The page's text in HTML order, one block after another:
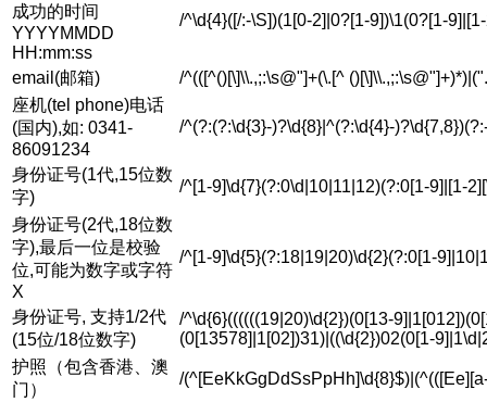
成功的时间
YYYYMMDD
HH:mm:ss
/^\d{4}([/:-\S])(1[0-2]|0?[1-9])\1(0?[1-
email(邮箱)
/^(([^()[\]\\.,;:\s@"]+(\.[^
座机(tel phone)电话
(国内),如: 0341-
86091234
/^(?:(?:\d{3}-)?\d{8}|^(?:\d{4}-
身份证号(1代,15位数
字)
/^[1-9]\d{7}(?:0\d|10|11|12)(?:0[1-9]|[1-
身份证号(2代,18位数
字),最后一位是校验
位,可能为数字或字符
X
/^[1-9]\d{5}(?:18|19|20)\d{2}(?:0[1-
身份证号, 支持1/2代
(15位/18位数字)
/^\d{6}((((((19|20)\d{2})(0[13-
(0[13578]|1[02])31)|((\d{2})02(0[1-
护照（包含香港、澳
门）
/